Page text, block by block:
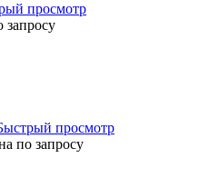
просмотр
запросу
просмотр
по запросу